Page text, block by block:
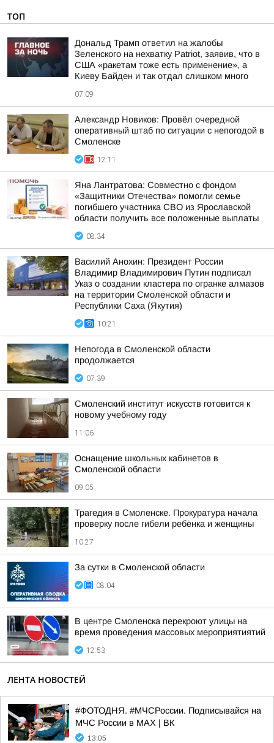
ТОП
Дональд Трамп ответил на жалобы
Зеленского на нехватку Patriot, заявив, что в
США «ракетам тоже есть применение», а
Киеву Байден и так отдал слишком много
07:09
Александр Новиков: Провёл очередной
оперативный штаб по ситуации с непогодой в
Смоленске
12:11
Яна Лантратова: Совместно с фондом
«Защитники Отечества» помогли семье
погибшего участника СВО из Ярославской
области получить все положенные выплаты
08:34
Василий Анохин: Президент России
Владимир Владимирович Путин подписал
Указ о создании кластера по огранке алмазов
на территории Смоленской области и
Республики Саха (Якутия)
10:21
Непогода в Смоленской области
продолжается
07:39
Смоленский институт искусств готовится к
новому учебному году
11:06
Оснащение школьных кабинетов в
Смоленской области
09:05
Трагедия в Смоленске. Прокуратура начала
проверку после гибели ребёнка и женщины
10:27
За сутки в Смоленской области
08:04
В центре Смоленска перекроют улицы на
время проведения массовых мероприятиятий
12:53
ЛЕНТА НОВОСТЕЙ
#ФОТОДНЯ. #МЧСРоссии. Подписывайся на
МЧС России в MAX | ВК
13:05